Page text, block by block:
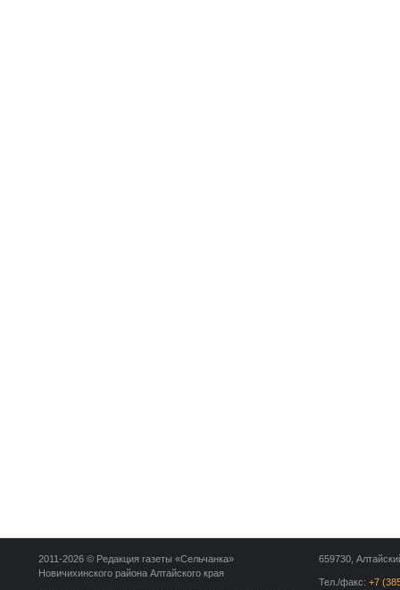
659730,
Тел./факс: +7
2011-2026 © Редакция газеты «Сельчанка»
Новичихинского района Алтайского края